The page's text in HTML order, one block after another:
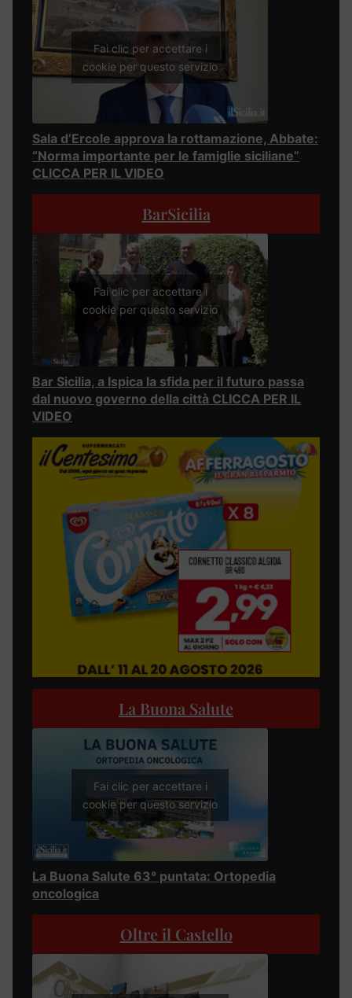
Fai clic per accettare i
cookie per questo servizio
Sala d’Ercole approva la rottamazione, Abbate:
“Norma importante per le famiglie siciliane”
CLICCA PER IL VIDEO
BarSicilia
Fai clic per accettare i
cookie per questo servizio
Bar Sicilia, a Ispica la sfida per il futuro passa
dal nuovo governo della città CLICCA PER IL
VIDEO
La Buona Salute
Fai clic per accettare i
cookie per questo servizio
La Buona Salute 63° puntata: Ortopedia
oncologica
Oltre il Castello